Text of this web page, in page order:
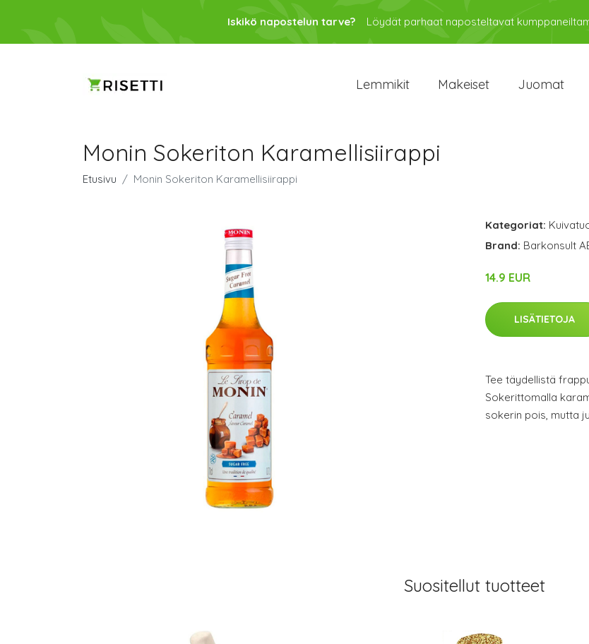
Iskikö napostelun tarve? Löydät parhaat naposteltavat
Lemmikit Makeiset Juomat
Monin Sokeriton Karamellisiirappi
Etusivu Monin Sokeriton Karamellisiirappi
Kategoriat:
Brand: Barkonsult
14.9 EUR
LISÄTIETOJA
Tee täydellistä
Sokerittomalla
sokerin pois, mutta
Suositellut tuotteet